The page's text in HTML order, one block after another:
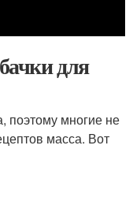
для
поэтому многие не
масса. Вот